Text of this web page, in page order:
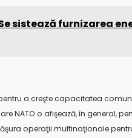
Se sistează furnizarea
a creşte capacitatea
NATO o afişează, în general,
operaţii multinaţionale